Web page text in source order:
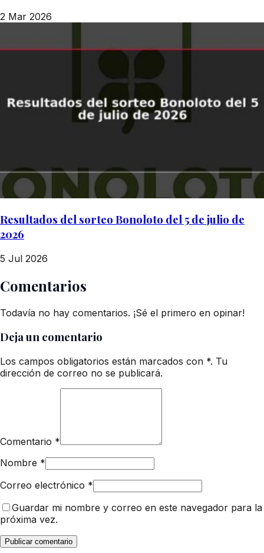
2 Mar 2026
Resultados del sorteo Bonoloto del 5 de julio de
2026
5 Jul 2026
Comentarios
Todavía no hay comentarios. ¡Sé el primero en opinar!
Deja un comentario
Los campos obligatorios están marcados con *. Tu
dirección de correo no se publicará.
Comentario *
Nombre *
Correo electrónico *
Guardar mi nombre y correo en este navegador para la
próxima vez.